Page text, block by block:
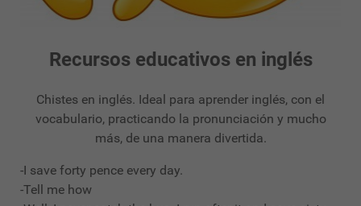
Recursos educativos en inglés
Chistes en inglés. Ideal para aprender inglés, con el
vocabulario, practicando la pronunciación y mucho
más, de una manera divertida.
-I save forty pence every day.
-Tell me how